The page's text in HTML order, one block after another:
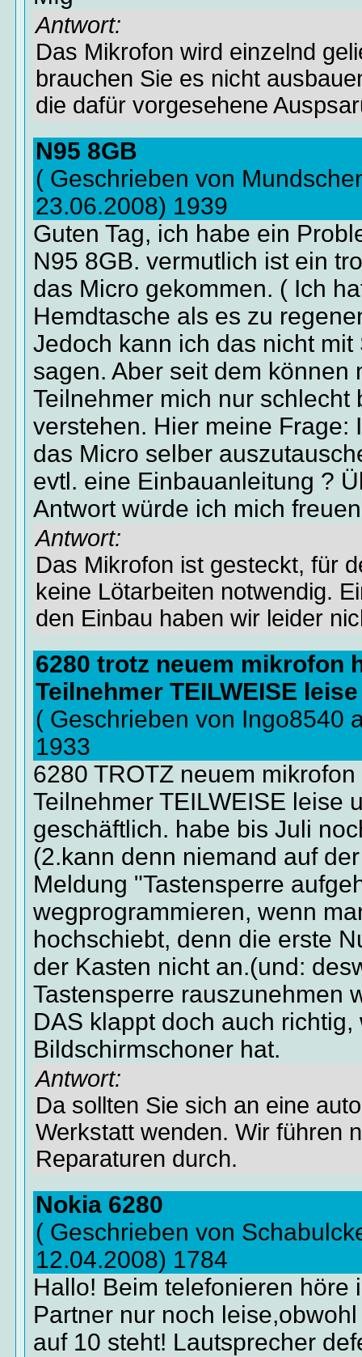
Antwort:
Das Mikrofon wird einzelnd
brauchen Sie es nicht
die dafür vorgesehene
N95 8GB
( Geschrieben von
23.06.2008) 1939
Guten Tag, ich habe ein
N95 8GB. vermutlich ist ein
das Micro gekommen. ( Ich
Hemdtasche als es zu
Jedoch kann ich das nicht mit
sagen. Aber seit dem können
Teilnehmer mich nur schlecht
verstehen. Hier meine Frage:
das Micro selber
evtl. eine Einbauanleitung ?
Antwort würde ich mich
Antwort:
Das Mikrofon ist gesteckt, für
keine Lötarbeiten notwendig.
den Einbau haben wir leider
6280 trotz neuem mikrofon
Teilnehmer TEILWEISE leise
( Geschrieben von Ingo8540
1933
6280 TROTZ neuem
Teilnehmer TEILWEISE leise
geschäftlich. habe bis Juli
(2.kann denn niemand auf
Meldung "Tastensperre
wegprogrammieren, wenn
hochschiebt, denn die erste
der Kasten nicht an.(und:
Tastensperre rauszunehmen
DAS klappt doch auch
Bildschirmschoner hat.
Antwort:
Da sollten Sie sich an eine
Werkstatt wenden. Wir führen
Reparaturen durch.
Nokia 6280
( Geschrieben von
12.04.2008) 1784
Hallo! Beim telefonieren höre
Partner nur noch
auf 10 steht! Lautsprecher